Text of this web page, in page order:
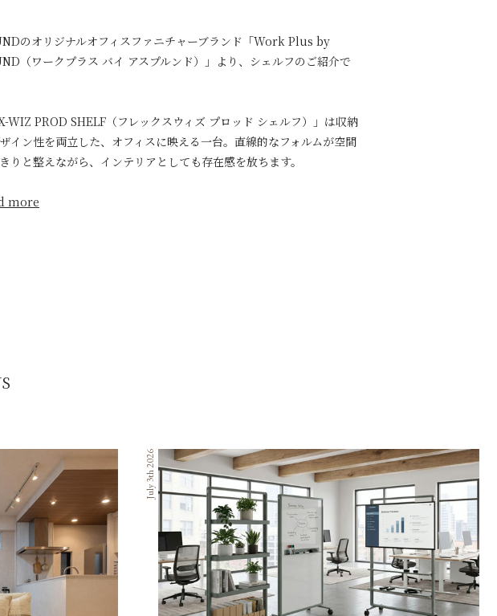
のオリジナルオフィスファニチャーブランド「Work Plus by
（ワークプラス バイ アスプルンド）」より、シェルフのご紹介で
WIZ PROD SHELF（フレックスウィズ プロッド シェルフ）」は収納
イン性を両立した、オフィスに映える一台。直線的なフォルムが空間
りと整えながら、インテリアとしても存在感を放ちます。
more
July 3th 2026